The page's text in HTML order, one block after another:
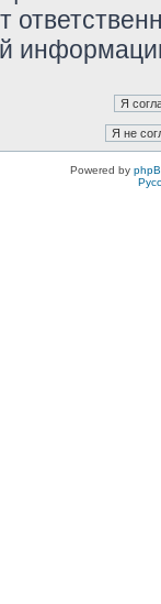
Powered by